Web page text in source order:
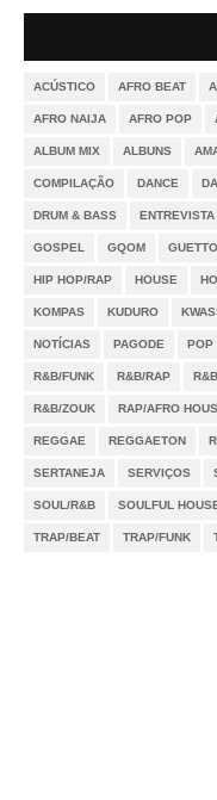
ACÚSTICO AFRO BEAT
AFRO NAIJA AFRO POP
ALBUM MIX ALBUNS
COMPILAÇÃO DANCE
DRUM & BASS ENTREVISTA
GOSPEL GQOM
HIP HOP/RAP HOUSE
KOMPAS KUDURO
NOTÍCIAS PAGODE POP
R&B/FUNK R&B/RAP
R&B/ZOUK RAP/AFRO
REGGAE REGGAETON
SERTANEJA SERVIÇOS
SOUL/R&B SOULFUL
TRAP/BEAT TRAP/FUNK